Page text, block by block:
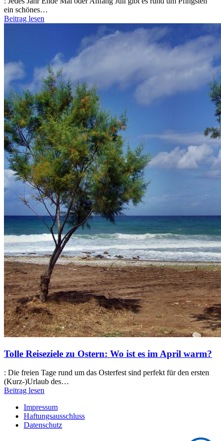
ein schönes…
Beitrag lesen
Tolle Reiseziele zu Ostern: Wo ist es im April warm?
: Die freien Tage rund um das Osterfest sind perfekt für den ersten
(Kurz-)Urlaub des…
Beitrag lesen
Impressum
Haftungsausschluss
Datenschutz